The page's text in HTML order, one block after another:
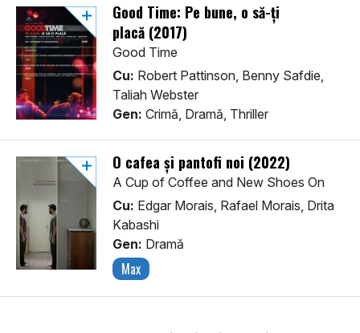
Good Time: Pe bune, o să-ţi
placă (2017)
Good Time
Cu: Robert Pattinson, Benny Safdie,
Taliah Webster
Gen: Crimă, Dramă, Thriller
O cafea și pantofi noi (2022)
A Cup of Coffee and New Shoes On
Cu: Edgar Morais, Rafael Morais, Drita
Kabashi
Gen: Dramă
Max